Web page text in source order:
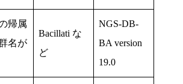
帰属
名が
Bacillati な
ど
NGS-DB-
BA version
19.0